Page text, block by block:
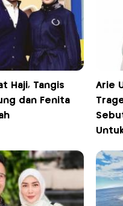
Haji, Tangis
dan Fenita
Arie